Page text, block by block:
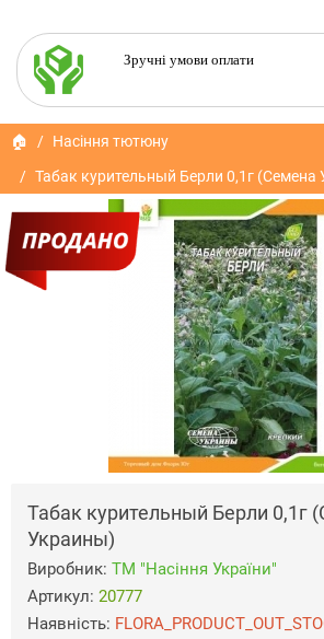
Зручні умови оплати
🏠
Насіння тютюну
Табак курительный Берли 0,1г (Семена
Табак курительный Берли 0,1г
Украины)
Виробник: ТМ "Насіння України"
Артикул: 20777
Наявність: